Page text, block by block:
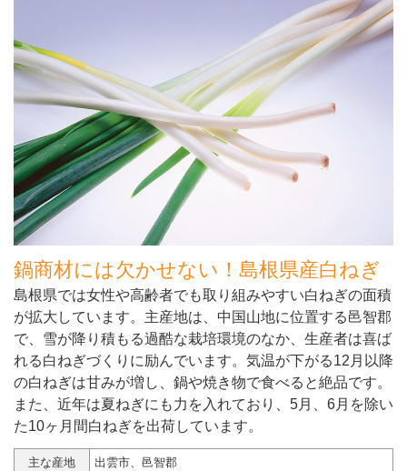
鍋商材には欠かせない！島根県産白ねぎ
島根県では女性や高齢者でも取り組みやすい白ねぎの面積
が拡大しています。主産地は、中国山地に位置する邑智郡
で、雪が降り積もる過酷な栽培環境のなか、生産者は喜ば
れる白ねぎづくりに励んでいます。気温が下がる12月以降
の白ねぎは甘みが増し、鍋や焼き物で食べると絶品です。
また、近年は夏ねぎにも力を入れており、5月、6月を除い
た10ヶ月間白ねぎを出荷しています。
主な産地
出雲市、邑智郡